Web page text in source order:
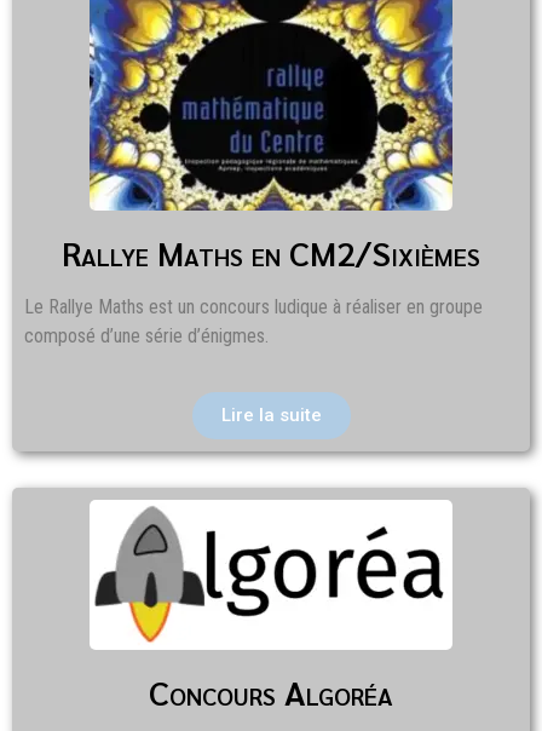
Rallye Maths en CM2/Sixièmes
Le Rallye Maths est un concours ludique à réaliser en groupe
composé d’une série d’énigmes.
Lire la suite
Concours Algoréa